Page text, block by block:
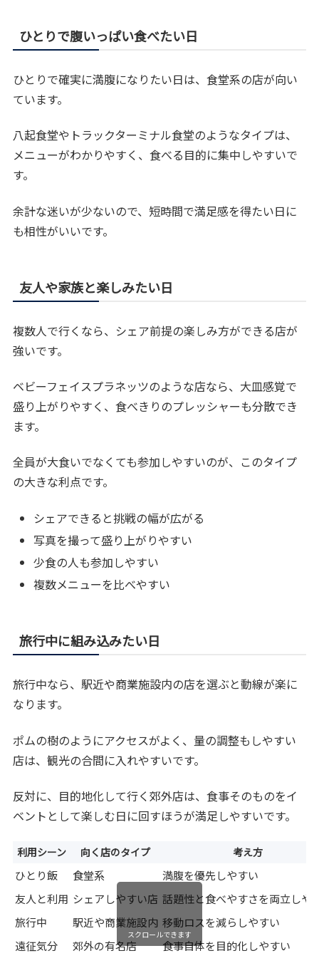
ひとりで腹いっぱい食べたい日
ひとりで確実に満腹になりたい日は、食堂系の店が向い
ています。
八起食堂やトラックターミナル食堂のようなタイプは、
メニューがわかりやすく、食べる目的に集中しやすいで
す。
余計な迷いが少ないので、短時間で満足感を得たい日に
も相性がいいです。
友人や家族と楽しみたい日
複数人で行くなら、シェア前提の楽しみ方ができる店が
強いです。
ベビーフェイスプラネッツのような店なら、大皿感覚で
盛り上がりやすく、食べきりのプレッシャーも分散でき
ます。
全員が大食いでなくても参加しやすいのが、このタイプ
の大きな利点です。
シェアできると挑戦の幅が広がる
写真を撮って盛り上がりやすい
少食の人も参加しやすい
複数メニューを比べやすい
旅行中に組み込みたい日
旅行中なら、駅近や商業施設内の店を選ぶと動線が楽に
なります。
ポムの樹のようにアクセスがよく、量の調整もしやすい
店は、観光の合間に入れやすいです。
反対に、目的地化して行く郊外店は、食事そのものをイ
ベントとして楽しむ日に回すほうが満足しやすいです。
利用シーン 向く店のタイプ 考え方
ひとり飯 食堂系
満腹を優先しやすい
友人と利用 シェアしやすい店 話題性と食べやすさを両立しや
旅行中
駅近や商業施設内 移動ロスを減らしやすい
遠征気分
郊外の有名店 食事自体を目的化しやすい
スクロールできます